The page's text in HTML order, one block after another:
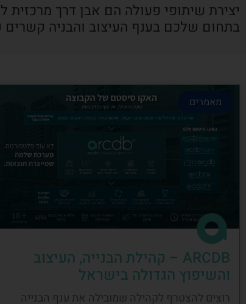
יצירת שיתופי פעולה הם אבן דרך
בתחום שלכם בענף העיצוב והבניה קשרים
מאמרים
ARCDB – קהילת הבנייה, העיצוב
והשיפוץ הגדולה בישראל
רוצים להצטרף לקהילה שמובילה את ענף הבנייה